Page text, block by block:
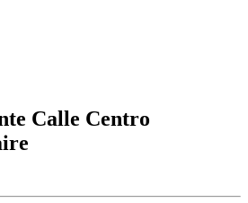
Calle Centro